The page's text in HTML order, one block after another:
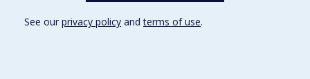
See our privacy policy andterms of use.